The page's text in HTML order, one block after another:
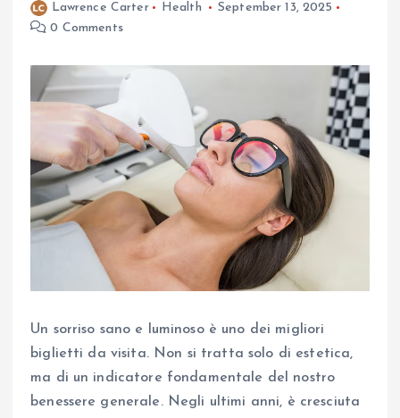
Lawrence Carter Health
September 13, 2025
0 Comments
Un sorriso sano e luminoso è uno dei migliori
biglietti da visita. Non si tratta solo di estetica,
ma di un indicatore fondamentale del nostro
benessere generale. Negli ultimi anni, è cresciuta